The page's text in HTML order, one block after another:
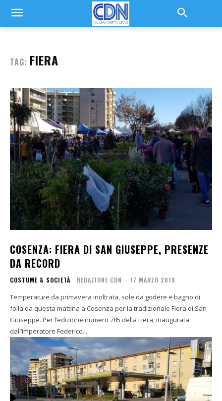
TAG: FIERA
COSENZA: FIERA DI SAN GIUSEPPE, PRESENZE
DA RECORD
COSTUME & SOCIETÀ REDAZIONE CDN - 17 MARZO 2019
Temperature da primavera inoltrata, sole da godere e bagno di
folla da questa mattina a Cosenza per la tradizionale Fiera di San
Giuseppe. Per l’edizione numero 785 della Fiera, inaugurata
dall’imperatore Federico...